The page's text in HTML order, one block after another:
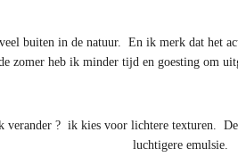
buiten in de natuur. En ik merk dat het
zomer heb ik minder tijd en goesting om
verander ? ik kies voor lichtere texturen.
luchtigere emulsie.